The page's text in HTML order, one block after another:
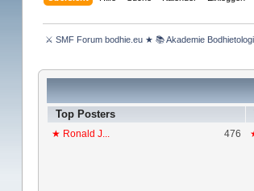
⚔ SMF Forum bodhie.eu ★ 📚 Akademie
Top Posters
★ Ronald J... 476